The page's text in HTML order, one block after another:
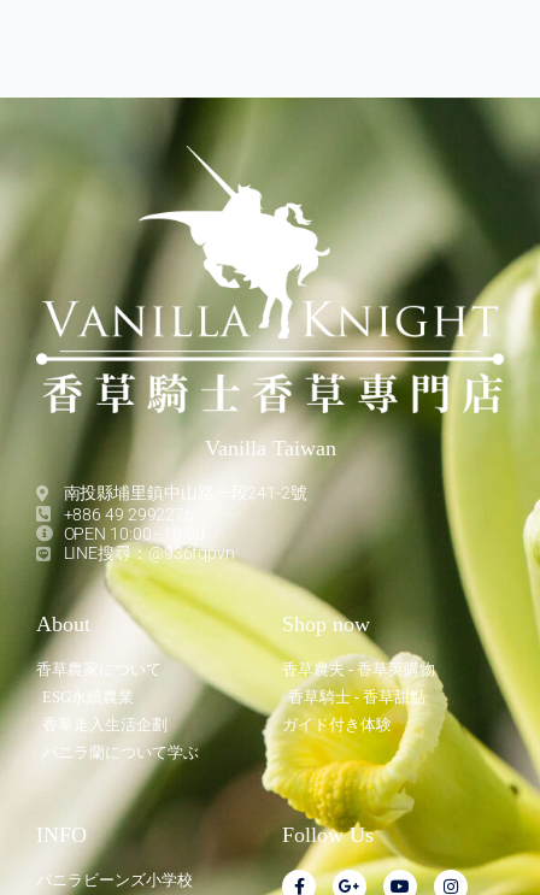
Vanilla Taiwan
南投縣埔里鎮中山路一段241-2號
+886 49 2992276
OPEN 10:00 - 18:00
LINE搜尋：@936fqpvn
About
香草農家について
ESG永續農業
香草走入生活企劃
バニラ蘭について学ぶ
Shop now
香草農夫 - 香草莢購物
香草騎士 - 香草甜點
ガイド付き体験
INFO
バニラビーンズ小学校
Follow Us